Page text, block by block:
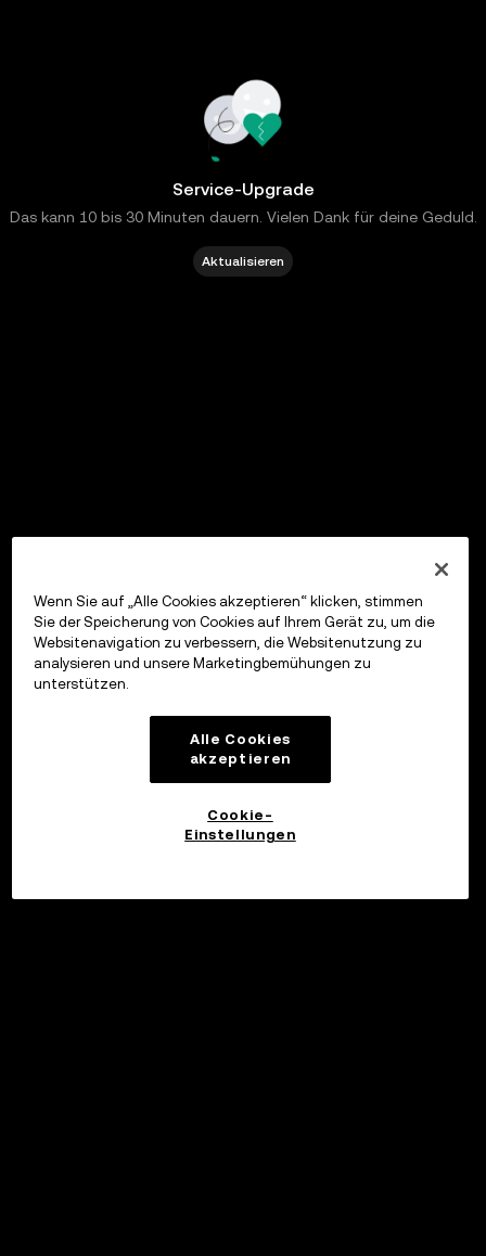
Service-Upgrade
Das kann 10 bis 30 Minuten dauern. Vielen Dank für deine Geduld.
Aktualisieren
Wenn Sie auf „Alle Cookies akzeptieren“ klicken, stimmen
Sie der Speicherung von Cookies auf Ihrem Gerät zu, um die
Websitenavigation zu verbessern, die Websitenutzung zu
analysieren und unsere Marketingbemühungen zu
unterstützen.
Alle Cookies
akzeptieren
Cookie-
Einstellungen